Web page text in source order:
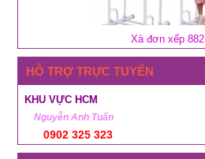
Xà đơn xếp 882
HỖ TRỢ TRỰC TUYẾN
KHU VỰC HCM
Nguyễn Anh Tuấn
0902 325 323